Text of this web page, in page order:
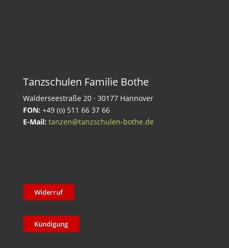
Tanzschulen Familie Bothe
Walderseestraße 20 · 30177 Hannover
FON: +49 (o) 511 66 37 66
E-Mail: tanzen@tanzschulen-bothe.de
Widerruf
Kündigung